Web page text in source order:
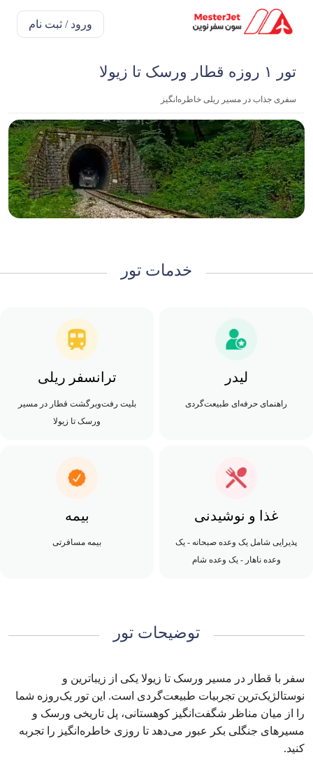
ورود / ثبت نام
تور ۱ روزه قطار ورسک تا زیولا
سفری جذاب در مسیر ریلی خاطره‌انگیز
خدمات تور
لیدر
راهنمای حرفه‌ای طبیعت‌گردی
ترانسفر ریلی
بلیت رفت‌وبرگشت قطار در مسیر
ورسک تا زیولا
غذا و نوشیدنی
پذیرایی شامل یک وعده صبحانه - یک
وعده ناهار - یک وعده شام
بیمه
بیمه مسافرتی
توضیحات تور
سفر با قطار در مسیر ورسک تا زیولا یکی از زیباترین و
نوستالژیک‌ترین تجربیات طبیعت‌گردی است. این تور یک‌روزه شما
را از میان مناظر شگفت‌انگیز کوهستانی، پل تاریخی ورسک و
مسیرهای جنگلی بکر عبور می‌دهد تا روزی خاطره‌انگیز را تجربه
کنید.